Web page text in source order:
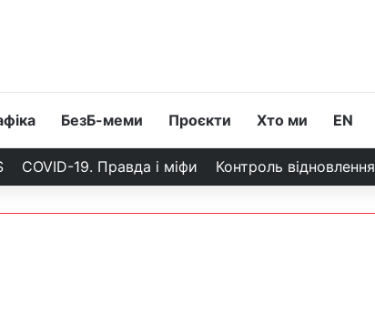
БезБ-меми Проєкти Хто ми EN
COVID-19. Правда і міфи Контроль відновлення